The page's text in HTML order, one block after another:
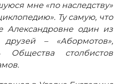
мне «по наследству»
Ту самую, что
Александровне один из
– «Абормотов»,
Общества столбистов